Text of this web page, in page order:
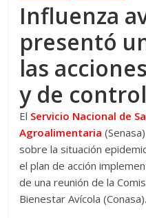
Influenza
presentó
las
y de
El Servicio Nacional de
Agroalimentaria
sobre la situación
el plan de acción
de una reunión de la
Bienestar Avícola (Conasa).